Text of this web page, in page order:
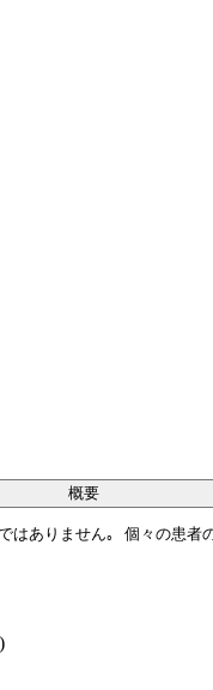
概要
はありません｡ 個々の患